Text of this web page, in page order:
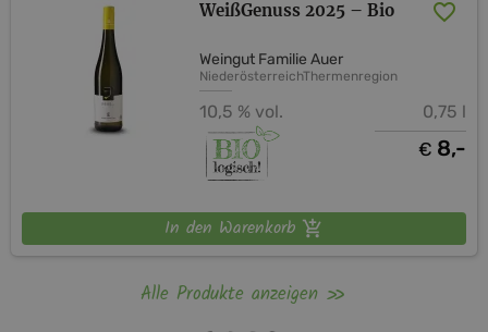
WeißGenuss 2025 – Bio
Weingut Familie Auer
NiederösterreichThermenregion
10,5 % vol. 0,75 l
€ 8,-
In den Warenkorb
Alle Produkte anzeigen